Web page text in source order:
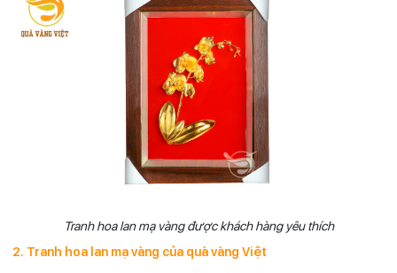
Tranh hoa lan mạ vàng được khách hàng yêu thích
2. Tranh hoa lan mạ vàng của quà vàng Việt